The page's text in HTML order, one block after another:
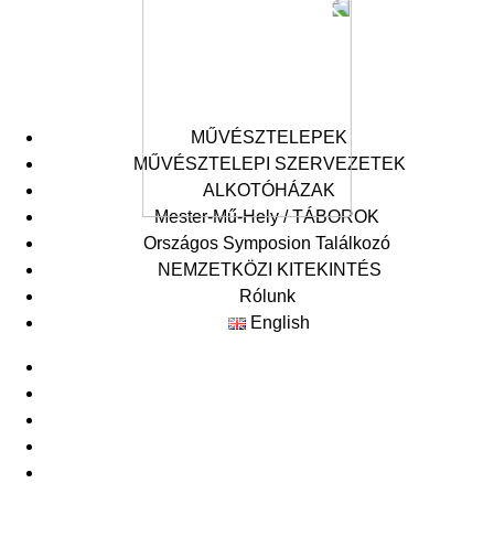
MŰVÉSZTELEPEK
MŰVÉSZTELEPI SZERVEZETEK
ALKOTÓHÁZAK
Mester-Mű-Hely / TÁBOROK
Symposion Akadémia
Mester-Mű-Hely
Országos Symposion Találkozó
XXIX Országos Symposion Találkozó
XXVIII. Országos Symposion Találkozó
XXVII. Országos Symposion Találkozó
NEMZETKÖZI KITEKINTÉS
Rólunk
Archivum
English